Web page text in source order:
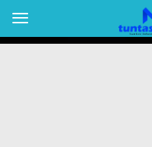
TUNTAS